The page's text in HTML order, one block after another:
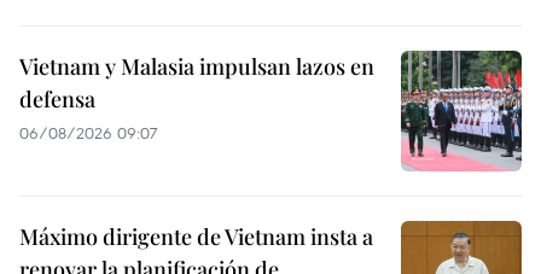
Vietnam y Malasia impulsan lazos en
defensa
06/08/2026 09:07
Máximo dirigente de Vietnam insta a